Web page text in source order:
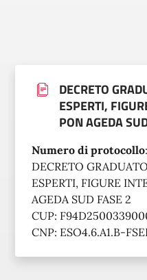
DECRETO
ESPERTI,
PON AGEDA
Numero di protocollo:
DECRETO
ESPERTI, FIGURE
AGEDA SUD FASE 2
CUP:
CNP: ESO4.6.A1.B-